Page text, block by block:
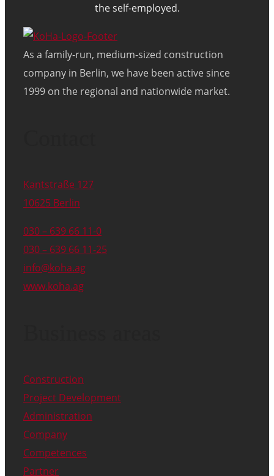
the self-employed.
As a family-run, medium-sized construction
company in Berlin, we have been active since
1999 on the regional and nationwide market.
Kantstraße 127
10625 Berlin
030 – 639 66 11-0
030 – 639 66 11-25
info@koha.ag
www.koha.ag
Construction
Project Development
Administration
Company
Competences
Partner